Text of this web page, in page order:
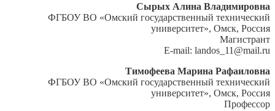
Сырых Алина Владимировна
ФГБОУ ВО «Омский государственный технический
университет», Омск, Россия
Магистрант
E-mail: landos_11@mail.ru
Тимофеева Марина Рафаиловна
ФГБОУ ВО «Омский государственный технический
университет», Омск, Россия
Профессор